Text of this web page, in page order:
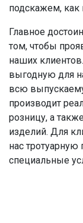
подскажем, как
Главное
том, чтобы
наших
выгодную для
всю
производит
розницу, а
изделий. Для
нас
специальные